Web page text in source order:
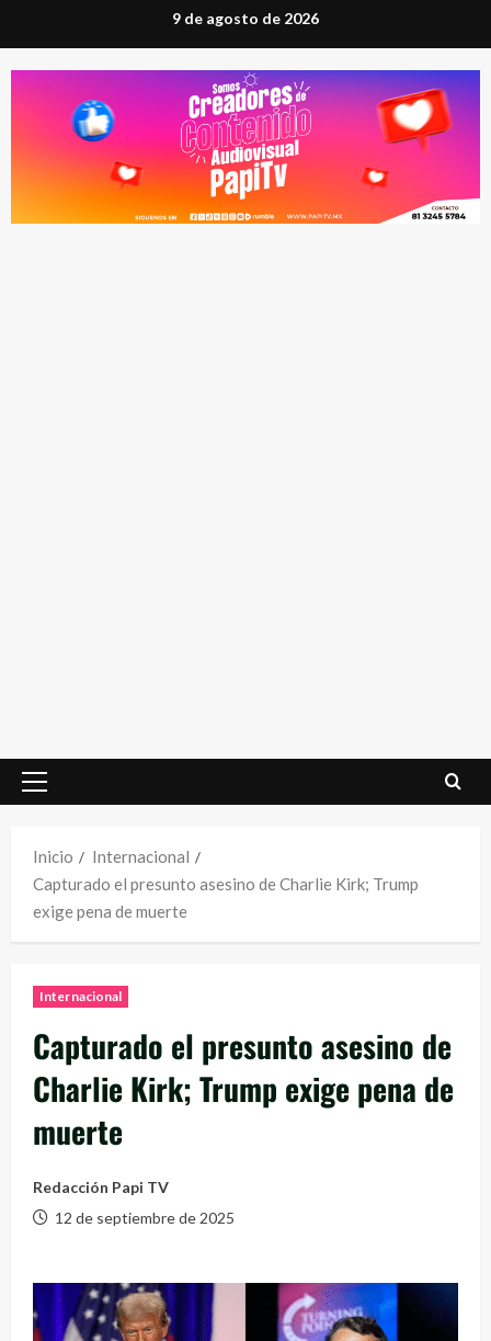
al
contenido
9 de agosto de 2026
Menú
Inicio
Internacional
Capturado el presunto asesino de Charlie Kirk; Trump
exige pena de muerte
Internacional
Capturado el presunto asesino de
Charlie Kirk; Trump exige pena de
muerte
Redacción Papi TV
12 de septiembre de 2025